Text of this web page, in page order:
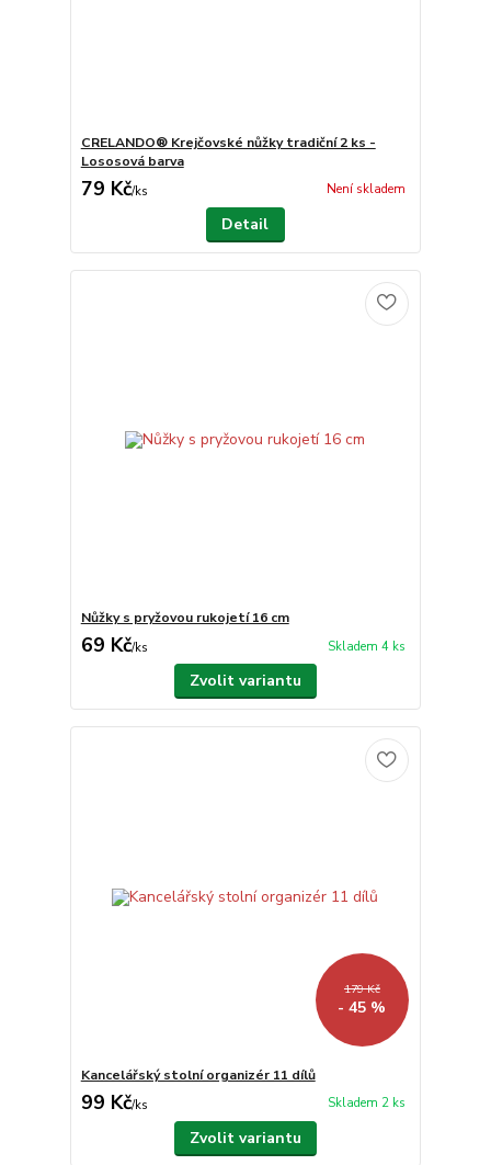
CRELANDO® Krejčovské nůžky tradiční 2 ks -
Lososová barva
79 Kč/ks Není skladem
Detail
Nůžky s pryžovou rukojetí 16 cm
69 Kč/ks Skladem 4 ks
Zvolit variantu
179 Kč
- 45 %
Kancelářský stolní organizér 11 dílů
99 Kč/ks Skladem 2 ks
Zvolit variantu